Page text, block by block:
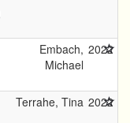
Embach,
Michael
2022
Terrahe, Tina 2022